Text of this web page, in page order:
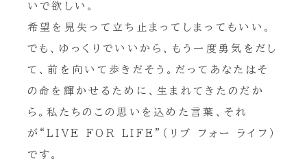
いで欲しい。
希望を見失って立ち止まってしまってもいい。
でも、ゆっくりでいいから、もう一度勇気をだし
て、前を向いて歩きだそう。だってあなたはそ
の命を輝かせるために、生まれてきたのだか
ら。私たちのこの思いを込めた言葉、それ
が“LIVE FOR LIFE”（リブ フォー ライフ）
です。